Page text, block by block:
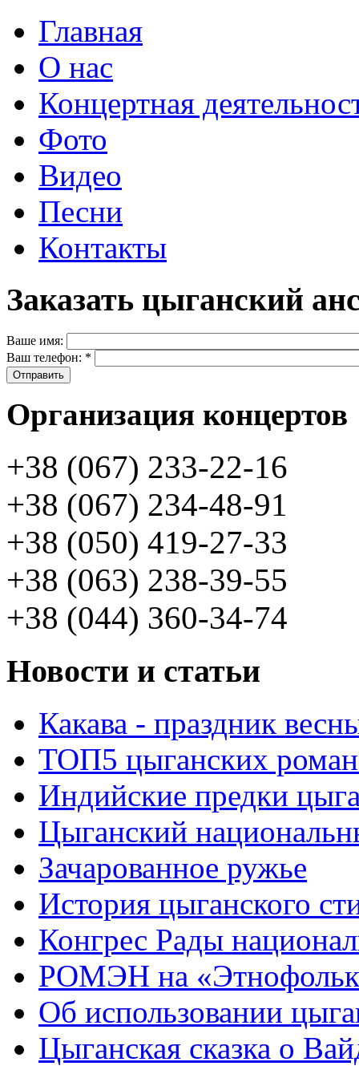
Главная
О нас
Концертная
Фото
Видео
Песни
Контакты
Заказать цыганский
Ваше имя:
Ваш телефон: *
Организация концертов
+38 (067) 233-22-16
+38 (067) 234-48-91
+38 (050) 419-27-33
+38 (063) 238-39-55
+38 (044) 360-34-74
Новости и статьи
Какава - праздник
ТОП5 цыганских
Индийские предки
Цыганский
Зачарованное ружье
История цыганского
Конгрес Рады
РОМЭН на
Об использовании
Цыганская сказка о